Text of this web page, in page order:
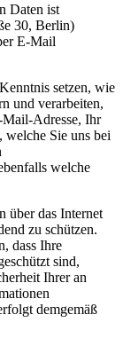
Daten ist
30, Berlin)
E-Mail
setzen, wie
und verarbeiten,
Adresse, Ihr
Sie uns bei
welche
über das Internet
zu schützen.
dass Ihre
sind,
Ihrer an
demgemäß